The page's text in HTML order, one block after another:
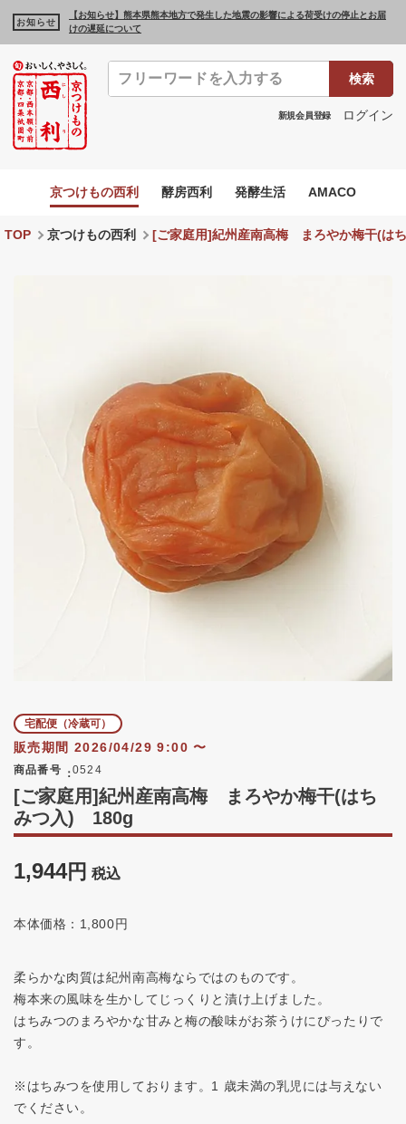
お知らせ
【お知らせ】熊本県熊本地方で発生した地震の影響による荷受けの停止とお届
けの遅延について
検索
新規会員登録 ログイン
京つけもの西利 酵房西利 発酵生活 AMACO
TOP 京つけもの西利 [ご家庭用]紀州産南高梅 まろやか梅干(は
宅配便（冷蔵可）
販売期間 2026/04/29 9:00〜
商品番号 0524
[ご家庭用]紀州産南高梅 まろやか梅干(はち
みつ入) 180g
1,944 税込
本体価格：1,800円
柔らかな肉質は紀州南高梅ならではのものです。
梅本来の風味を生かしてじっくりと漬け上げました。
はちみつのまろやかな甘みと梅の酸味がお茶うけにぴったりで
す。
※はちみつを使用しております。1 歳未満の乳児には与えない
でください。